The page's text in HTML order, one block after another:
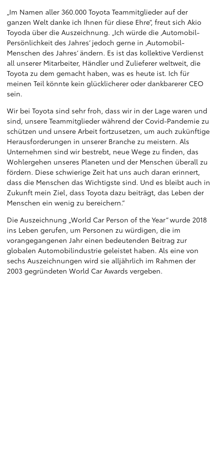
„Im Namen aller 360.000 Toyota Teammitglieder auf der
ganzen Welt danke ich Ihnen für diese Ehre“, freut sich Akio
Toyoda über die Auszeichnung. „Ich würde die ‚Automobil-
Persönlichkeit des Jahres‘ jedoch gerne in ‚Automobil-
Menschen des Jahres‘ ändern. Es ist das kollektive Verdienst
all unserer Mitarbeiter, Händler und Zulieferer weltweit, die
Toyota zu dem gemacht haben, was es heute ist. Ich für
meinen Teil könnte kein glücklicherer oder dankbarerer CEO
sein.
Wir bei Toyota sind sehr froh, dass wir in der Lage waren und
sind, unsere Teammitglieder während der Covid-Pandemie zu
schützen und unsere Arbeit fortzusetzen, um auch zukünftige
Herausforderungen in unserer Branche zu meistern. Als
Unternehmen sind wir bestrebt, neue Wege zu finden, das
Wohlergehen unseres Planeten und der Menschen überall zu
fördern. Diese schwierige Zeit hat uns auch daran erinnert,
dass die Menschen das Wichtigste sind. Und es bleibt auch in
Zukunft mein Ziel, dass Toyota dazu beiträgt, das Leben der
Menschen ein wenig zu bereichern.“
Die Auszeichnung „World Car Person of the Year“ wurde 2018
ins Leben gerufen, um Personen zu würdigen, die im
vorangegangenen Jahr einen bedeutenden Beitrag zur
globalen Automobilindustrie geleistet haben. Als eine von
sechs Auszeichnungen wird sie alljährlich im Rahmen der
2003 gegründeten World Car Awards vergeben.